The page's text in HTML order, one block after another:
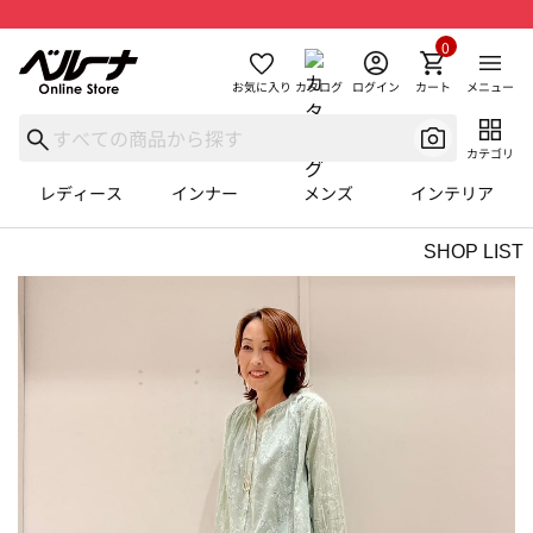
お気に入り カタログ ログイン カート
0
メニュー
カテゴリ
レディース インナー メンズ インテリア
SHOP LIST